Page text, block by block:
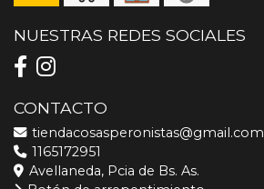
NUESTRAS REDES SOCIALES
CONTACTO
tiendacosasperonistas@gmail.com
1165172951
Avellaneda, Pcia de Bs. As.